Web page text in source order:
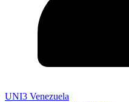
UNI3 Venezuela